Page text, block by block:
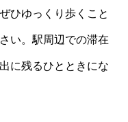
ひゆっくり歩くこと
い。駅周辺での滞在
に残るひとときにな